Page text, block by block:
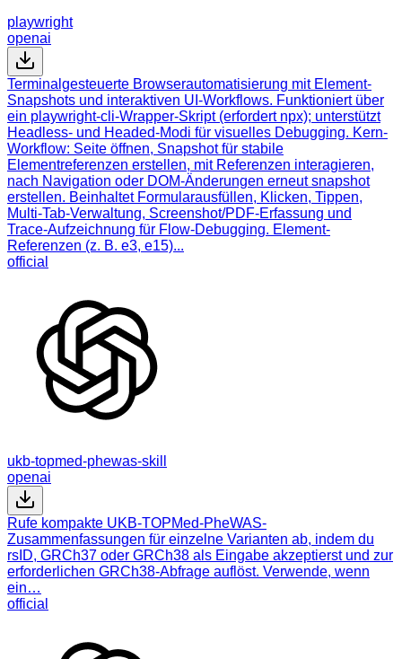
playwright
openai
Terminalgesteuerte Browserautomatisierung mit Element-
Snapshots und interaktiven UI-Workflows. Funktioniert über
ein playwright-cli-Wrapper-Skript (erfordert npx); unterstützt
Headless- und Headed-Modi für visuelles Debugging. Kern-
Workflow: Seite öffnen, Snapshot für stabile
Elementreferenzen erstellen, mit Referenzen interagieren,
nach Navigation oder DOM-Änderungen erneut snapshot
erstellen. Beinhaltet Formularausfüllen, Klicken, Tippen,
Multi-Tab-Verwaltung, Screenshot/PDF-Erfassung und
Trace-Aufzeichnung für Flow-Debugging. Element-
Referenzen (z. B. e3, e15)...
official
ukb-topmed-phewas-skill
openai
Rufe kompakte UKB-TOPMed-PheWAS-
Zusammenfassungen für einzelne Varianten ab, indem du
rsID, GRCh37 oder GRCh38 als Eingabe akzeptierst und zur
erforderlichen GRCh38-Abfrage auflöst. Verwende, wenn
ein…
official